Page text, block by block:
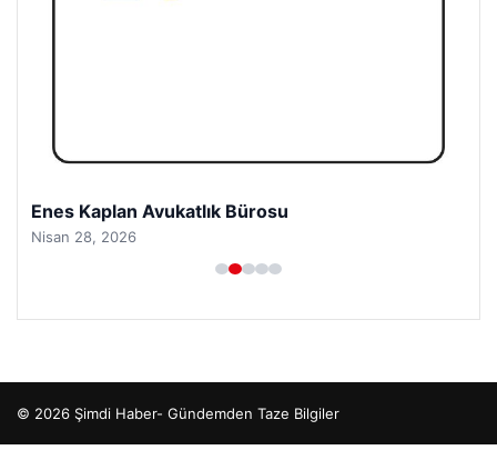
Enes Kaplan Avukatlık Bürosu
Nisan 28, 2026
© 2026 Şimdi Haber- Gündemden Taze Bilgiler